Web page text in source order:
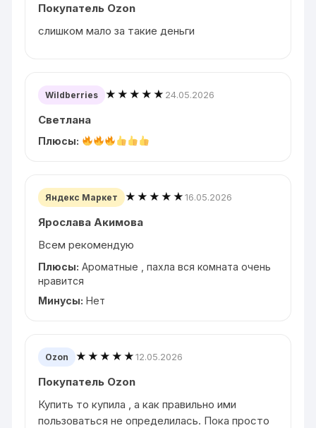
Покупатель Ozon
слишком мало за такие деньги
Wildberries ★★★★★ 24.05.2026
Светлана
Плюсы:
Яндекс Маркет ★★★★★16.05.2026
Ярослава Акимова
Всем рекомендую
Плюсы: Ароматные , пахла вся комната очень
нравится
Минусы: Нет
Ozon ★★★★★12.05.2026
Покупатель Ozon
Купить то купила , а как правильно ими
пользоваться не определилась. Пока просто